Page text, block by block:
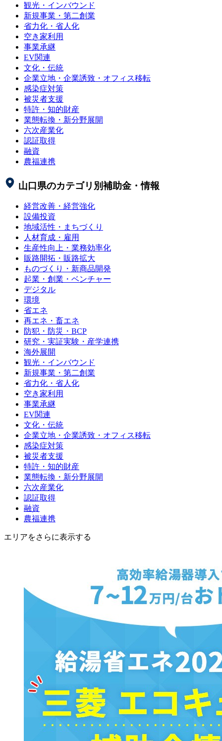
観光・インバウンド
新規事業・第二創業
省力化・省人化
空き家利用
事業承継
EV関連
文化・伝統
企業立地・企業誘致・オフィス移転
感染症対策
被災者支援
特許・知的財産
業態転換・新分野展開
六次産業化
認証取得
融資
農福連携
山口県のカテゴリ別補助金・情報
経営改善・経営強化
設備投資
地域活性・まちづくり
人材育成・雇用
生産性向上・業務効率化
販路開拓・販路拡大
ものづくり・新商品開発
起業・創業・ベンチャー
デジタル
環境
省エネ
再エネ・畜エネ
防犯・防災・BCP
研究・実証実験・産学連携
海外展開
観光・インバウンド
新規事業・第二創業
省力化・省人化
空き家利用
事業承継
EV関連
文化・伝統
企業立地・企業誘致・オフィス移転
感染症対策
被災者支援
特許・知的財産
業態転換・新分野展開
六次産業化
認証取得
融資
農福連携
エリアをさらに表示する